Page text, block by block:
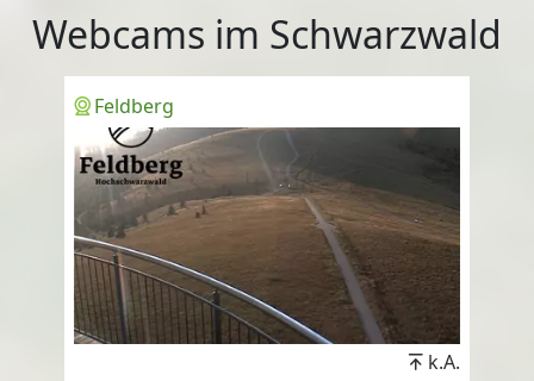
Webcams im Schwarzwald
Feldberg
k.A.